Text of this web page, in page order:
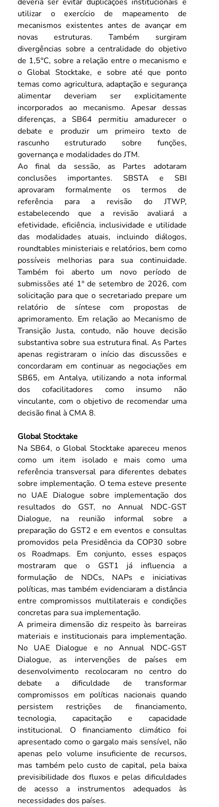
utilizar o exercício de mapeamento de
mecanismos existentes antes de avançar em
novas estruturas. Também surgiram
divergências sobre a centralidade do objetivo
de 1,5°C, sobre a relação entre o mecanismo e
o Global Stocktake, e sobre até que ponto
temas como agricultura, adaptação e segurança
alimentar deveriam ser explicitamente
incorporados ao mecanismo. Apesar dessas
diferenças, a SB64 permitiu amadurecer o
debate e produzir um primeiro texto de
rascunho estruturado sobre funções,
governança e modalidades do JTM.
Ao final da sessão, as Partes adotaram
conclusões importantes. SBSTA e SBI
aprovaram formalmente os termos de
referência para a revisão do JTWP,
estabelecendo que a revisão avaliará a
efetividade, eficiência, inclusividade e utilidade
das modalidades atuais, incluindo diálogos,
roundtables ministeriais e relatórios, bem como
possíveis melhorias para sua continuidade.
Também foi aberto um novo período de
submissões até 1º de setembro de 2026, com
solicitação para que o secretariado prepare um
relatório de síntese com propostas de
aprimoramento. Em relação ao Mecanismo de
Transição Justa, contudo, não houve decisão
substantiva sobre sua estrutura final. As Partes
apenas registraram o início das discussões e
concordaram em continuar as negociações em
SB65, em Antalya, utilizando a nota informal
dos cofacilitadores como insumo não
vinculante, com o objetivo de recomendar uma
decisão final à CMA 8.
Global Stocktake
Na SB64, o Global Stocktake apareceu menos
como um item isolado e mais como uma
referência transversal para diferentes debates
sobre implementação. O tema esteve presente
no UAE Dialogue sobre implementação dos
resultados do GST, no Annual NDC-GST
Dialogue, na reunião informal sobre a
preparação do GST2 e em eventos e consultas
promovidos pela Presidência da COP30 sobre
os Roadmaps. Em conjunto, esses espaços
mostraram que o GST1 já influencia a
formulação de NDCs, NAPs e iniciativas
políticas, mas também evidenciaram a distância
entre compromissos multilaterais e condições
concretas para sua implementação.
A primeira dimensão diz respeito às barreiras
materiais e institucionais para implementação.
No UAE Dialogue e no Annual NDC-GST
Dialogue, as intervenções de países em
desenvolvimento recolocaram no centro do
debate a dificuldade de transformar
compromissos em políticas nacionais quando
persistem restrições de financiamento,
tecnologia, capacitação e capacidade
institucional. O financiamento climático foi
apresentado como o gargalo mais sensível, não
apenas pelo volume insuficiente de recursos,
mas também pelo custo de capital, pela baixa
previsibilidade dos fluxos e pelas dificuldades
de acesso a instrumentos adequados às
necessidades dos países.